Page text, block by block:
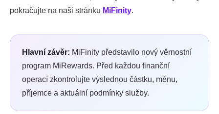
pokračujte na naši stránku MiFinity.
Hlavní závěr: MiFinity představilo nový věrnostní
program MiRewards. Před každou finanční
operací zkontrolujte výslednou částku, měnu,
příjemce a aktuální podmínky služby.